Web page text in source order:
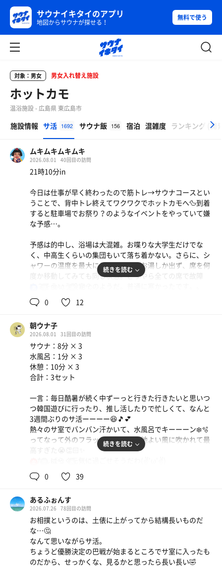
サウナイキタイのアプリ
地図からサウナが探せる！
無料で使う
対象：男女 男女入れ替え施設
ホットカモ
温浴施設 - 広島県 東広島市
施設情報 サ活 1692 サウナ飯 156 宿泊 混雑度 ランキング 開
ムキムキムキムキ
2026.08.01 40回目の訪問
21時10分in
今日は仕事が早く終わったので筋トレ→サウナコースとい
うことで、背中トレ終えてワクワクでホットカモへ🦆到着
すると駐車場でお祭り？のようなイベントをやっていて嫌
な予感…。
予感は的中し、浴場は大混雑。お喋りな大学生だけでな
く、中高生くらいの集団もいて落ち着かない。さらに、シ
ャワーの温度を最大にしても冷たいお湯しか出ず、席を何
度か移動してみても同じ状態。どうやら全ての席で故障
正直これでJAF会員850円は高すぎる。今日の満足度なら
うか？不満と雑念であまりととのえませんでした😞
サウナ：6分 × 3
水風呂：30秒 × 3
休憩：2分 × 3
合計：3セット
続きを読む
0 12
朝ウナ子
2026.08.01 31回目の訪問
サウナ：8分 × 3
水風呂：1分 × 3
休憩：10分 × 3
合計：3セット
一言：毎日酷暑が続く中ずーっと行きた行きたいと思いつ
つ韓国遊びに行ったり、推し活したりで忙しくて、なんと
3週間ぶりのサ活ーーーー😆🎵💕
熱々のサ室でバンバン汗かいて、水風呂でキーーーン❄️🫧
ってなって外のフラットチェアで心地よい風に吹かれて最
高すぎた😭👏🏻✨
続きを読む
0 39
あるふぉんす
2026.07.26 78回目の訪問
お相撲というのは、土俵に上がってから結構長いものだ
な…🤔
なんて思いながらサ活。
ちょうど優勝決定の巴戦が始まるところでサ室に入ったも
のだから、せっかくな、見るかと思ったら長い長い🤣